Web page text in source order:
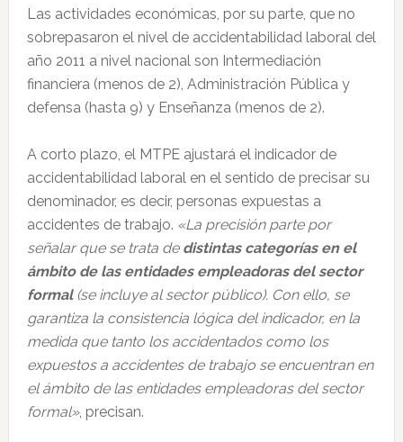
Las actividades económicas, por su parte, que no
sobrepasaron el nivel de accidentabilidad laboral del
año 2011 a nivel nacional son Intermediación
financiera (menos de 2), Administración Pública y
defensa (hasta 9) y Enseñanza (menos de 2).
A corto plazo, el MTPE ajustará el indicador de
accidentabilidad laboral en el sentido de precisar su
denominador, es decir, personas expuestas a
accidentes de trabajo. «La precisión parte por
señalar que se trata de distintas categorías en el
ámbito de las entidades empleadoras del sector
formal(se incluye al sector público). Con ello, se
garantiza la consistencia lógica del indicador, en la
medida que tanto los accidentados como los
expuestos a accidentes de trabajo se encuentran en
el ámbito de las entidades empleadoras del sector
formal», precisan.